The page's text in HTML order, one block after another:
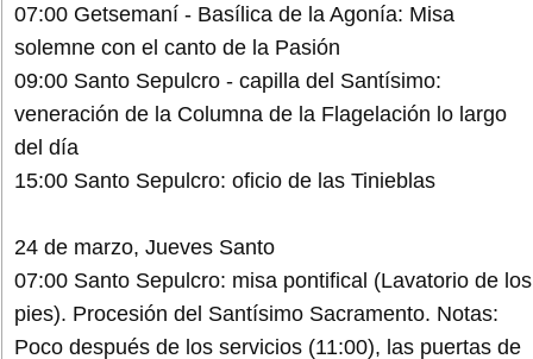
07:00 Getsemaní - Basílica de la Agonía: Misa
solemne con el canto de la Pasión
09:00 Santo Sepulcro - capilla del Santísimo:
veneración de la Columna de la Flagelación lo largo
del día
15:00 Santo Sepulcro: oficio de las Tinieblas
24 de marzo, Jueves Santo
07:00 Santo Sepulcro: misa pontifical (Lavatorio de los
pies). Procesión del Santísimo Sacramento. Notas:
Poco después de los servicios (11:00), las puertas de